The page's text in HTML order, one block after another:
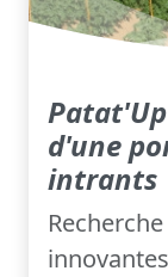
d'une
intrants